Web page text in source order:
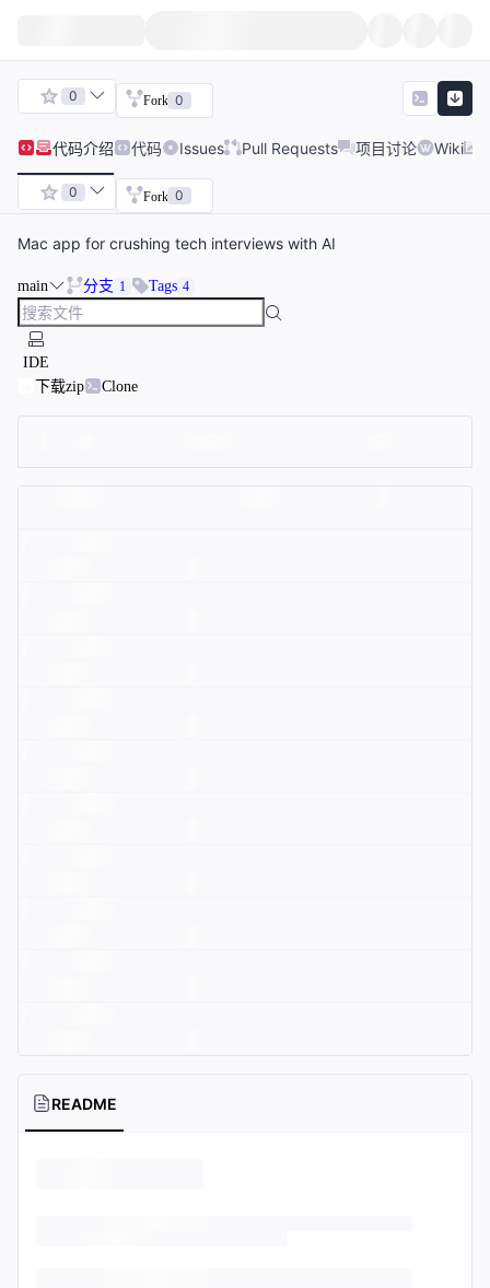
0 Fork 0
代码介绍 代码 Issues Pull Requests 项目讨论 Wiki
0 Fork 0
Mac app for crushing tech interviews with AI
main 分支 1 Tags 4
IDE
下载zip
Clone
README